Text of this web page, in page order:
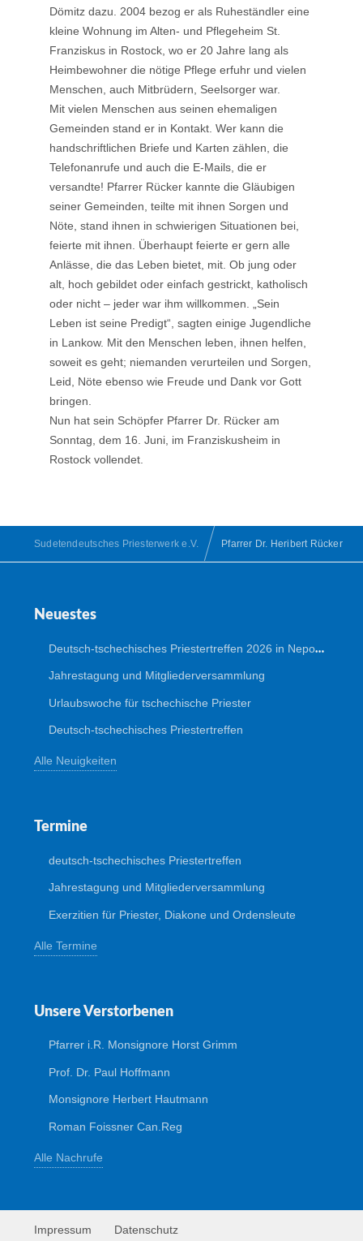
Dömitz dazu. 2004 bezog er als Ruheständler eine
kleine Wohnung im Alten- und Pflegeheim St.
Franziskus in Rostock, wo er 20 Jahre lang als
Heimbewohner die nötige Pflege erfuhr und vielen
Menschen, auch Mitbrüdern, Seelsorger war.
Mit vielen Menschen aus seinen ehemaligen
Gemeinden stand er in Kontakt. Wer kann die
handschriftlichen Briefe und Karten zählen, die
Telefonanrufe und auch die E-Mails, die er
versandte! Pfarrer Rücker kannte die Gläubigen
seiner Gemeinden, teilte mit ihnen Sorgen und
Nöte, stand ihnen in schwierigen Situationen bei,
feierte mit ihnen. Überhaupt feierte er gern alle
Anlässe, die das Leben bietet, mit. Ob jung oder
alt, hoch gebildet oder einfach gestrickt, katholisch
oder nicht – jeder war ihm willkommen. „Sein
Leben ist seine Predigt“, sagten einige Jugendliche
in Lankow. Mit den Menschen leben, ihnen helfen,
soweit es geht; niemanden verurteilen und Sorgen,
Leid, Nöte ebenso wie Freude und Dank vor Gott
bringen.
Nun hat sein Schöpfer Pfarrer Dr. Rücker am
Sonntag, dem 16. Juni, im Franziskusheim in
Rostock vollendet.
Sudetendeutsches Priesterwerk e.V. Pfarrer Dr. Heribert Rücker
Neuestes
Deutsch-tschechisches Priestertreffen 2026 in Nepomuk
Jahrestagung und Mitgliederversammlung
Urlaubswoche für tschechische Priester
Deutsch-tschechisches Priestertreffen
Alle Neuigkeiten
Termine
deutsch-tschechisches Priestertreffen
Jahrestagung und Mitgliederversammlung
Exerzitien für Priester, Diakone und Ordensleute
Alle Termine
Unsere Verstorbenen
Pfarrer i.R. Monsignore Horst Grimm
Prof. Dr. Paul Hoffmann
Monsignore Herbert Hautmann
Roman Foissner Can.Reg
Alle Nachrufe
Impressum Datenschutz